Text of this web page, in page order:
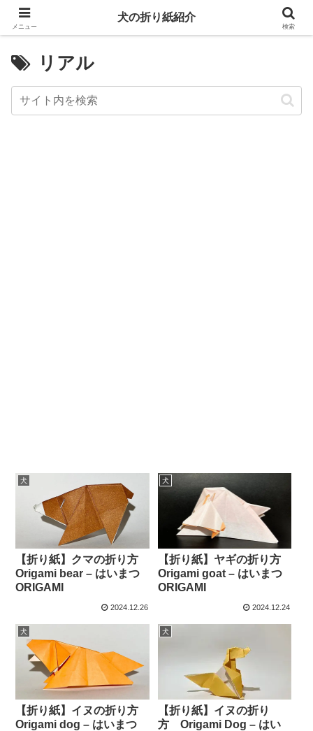
リアル
犬
【折り紙】クマの折り方
Origami bear – はいまつ
ORIGAMI
2024.12.26
犬
【折り紙】ヤギの折り方
Origami goat – はいまつ
ORIGAMI
2024.12.24
犬
【折り紙】イヌの折り方
Origami dog – はいまつ
犬
【折り紙】イヌの折り
方 Origami Dog – はい
メニュー
犬の折り紙紹介
検索